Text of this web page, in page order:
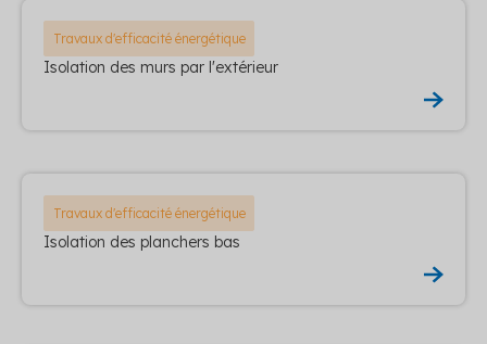
Travaux d'efficacité énergétique
Isolation des murs par l'extérieur
Travaux d'efficacité énergétique
Isolation des planchers bas